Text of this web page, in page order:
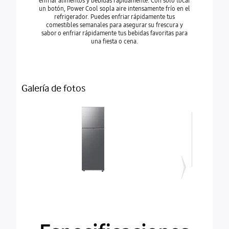
un botón, Power Cool sopla aire intensamente frío en el
refrigerador. Puedes enfriar rápidamente tus
comestibles semanales para asegurar su frescura y
sabor o enfriar rápidamente tus bebidas favoritas para
una fiesta o cena.
Galería de fotos